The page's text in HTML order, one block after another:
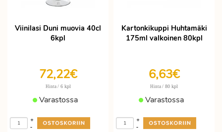
Viinilasi Duni muovia 40cl
6kpl
72,22€
Hinta / 6 kpl
Varastossa
-
+
Kartonkikuppi Huhtamäki
175ml valkoinen 80kpl
6,63€
Hinta / 80 kpl
Varastossa
-
+